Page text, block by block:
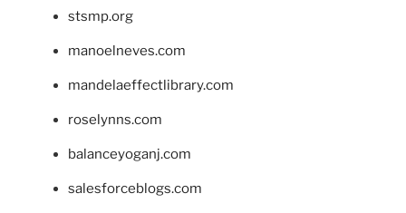
stsmp.org
manoelneves.com
mandelaeffectlibrary.com
roselynns.com
balanceyoganj.com
salesforceblogs.com